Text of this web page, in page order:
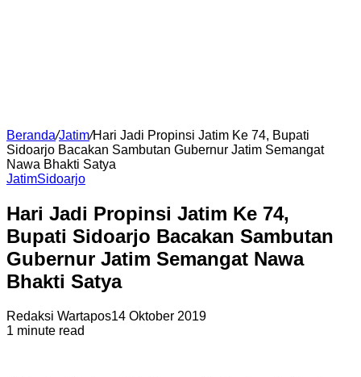
Beranda/Jatim/Hari Jadi Propinsi Jatim Ke 74, Bupati
Sidoarjo Bacakan Sambutan Gubernur Jatim Semangat
Nawa Bhakti Satya
JatimSidoarjo
Hari Jadi Propinsi Jatim Ke 74,
Bupati Sidoarjo Bacakan Sambutan
Gubernur Jatim Semangat Nawa
Bhakti Satya
Redaksi Wartapos14 Oktober 2019
1 minute read